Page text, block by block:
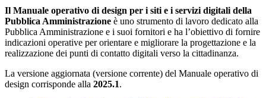
Il Manuale operativo di design per i siti e i servizi digitali della
Pubblica Amministrazione è uno strumento di lavoro dedicato alla
Pubblica Amministrazione e i suoi fornitori e ha l’obiettivo di fornire
indicazioni operative per orientare e migliorare la progettazione e la
realizzazione dei punti di contatto digitali verso la cittadinanza.
La versione aggiornata (versione corrente) del Manuale operativo di
design corrisponde alla 2025.1.